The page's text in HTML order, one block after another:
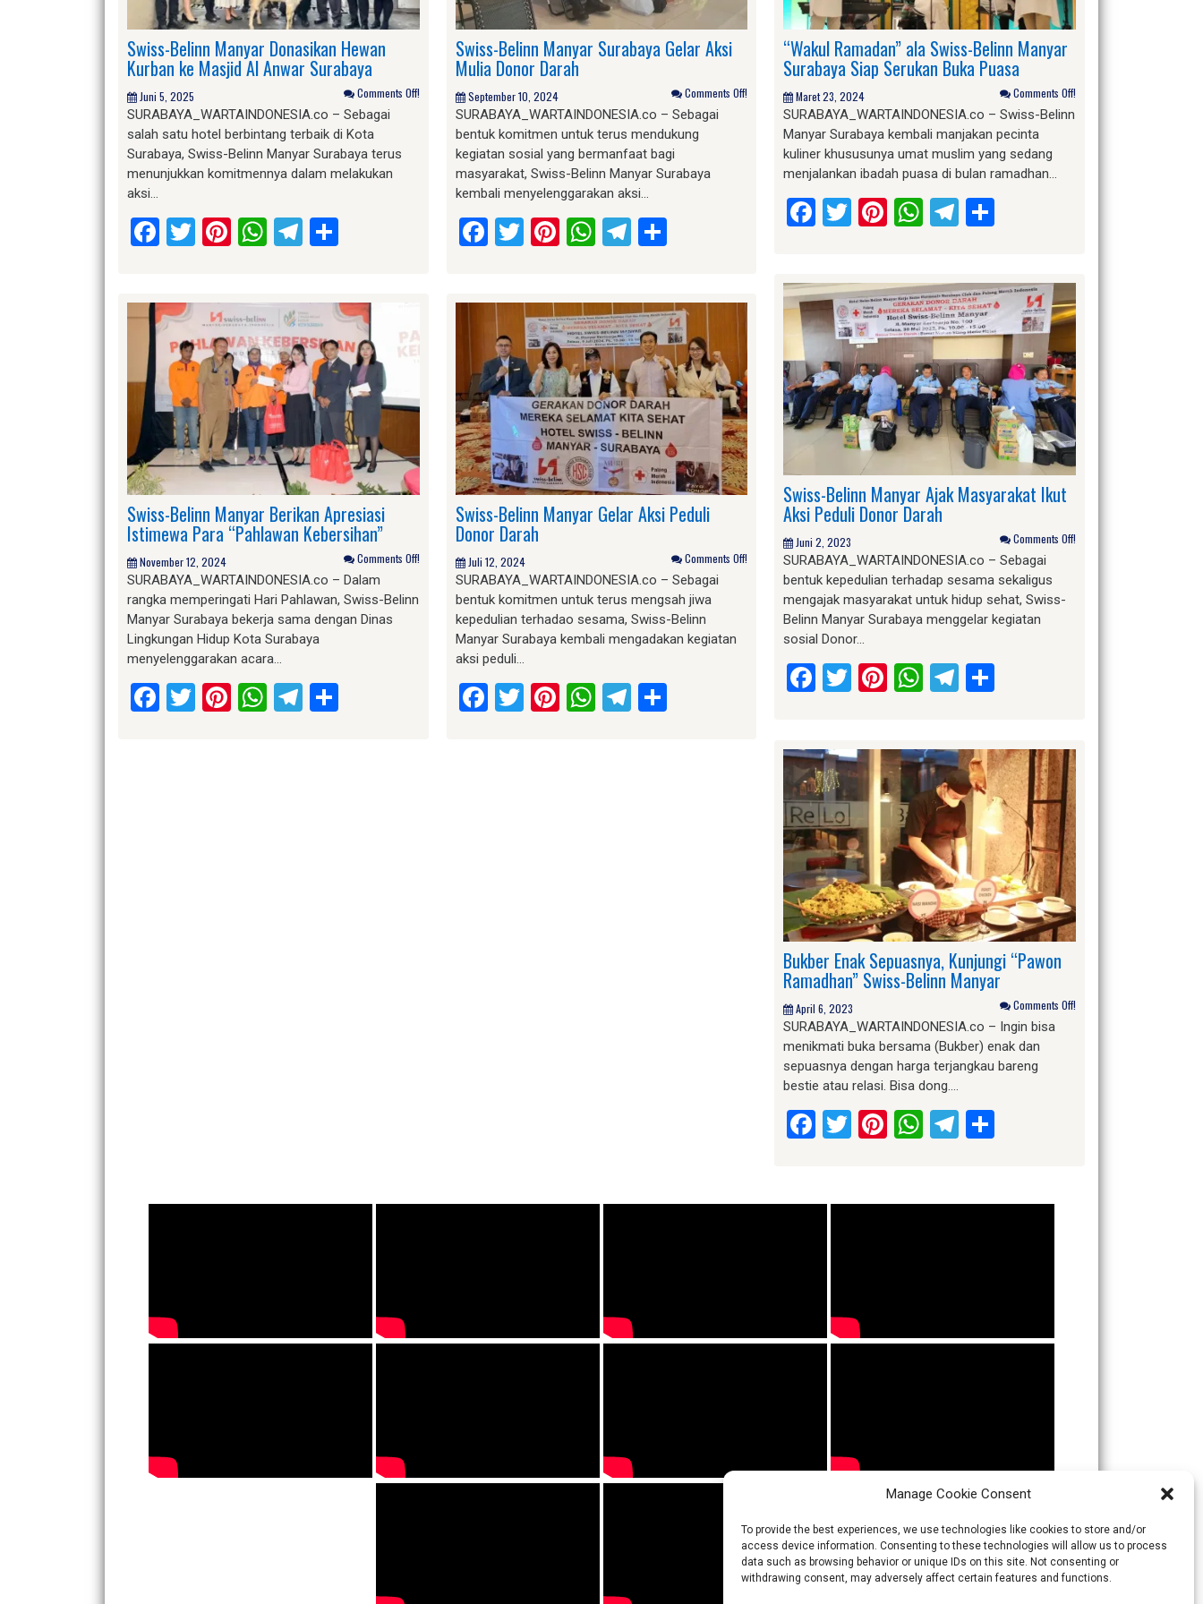
Manage Cookie Consent
To provide the best experiences, we use technologies like cookies to store and/or
access device information. Consenting to these technologies will allow us to process
data such as browsing behavior or unique IDs on this site. Not consenting or
withdrawing consent, may adversely affect certain features and functions.
Swiss-Belinn Manyar Donasikan Hewan
Kurban ke Masjid Al Anwar Surabaya
Juni 5, 2025 Comments Off!
SURABAYA_WARTAINDONESIA.co – Sebagai
salah satu hotel berbintang terbaik di Kota
Surabaya, Swiss-Belinn Manyar Surabaya terus
menunjukkan komitmennya dalam melakukan
aksi…
Facebook
Twitter
Pinterest
WhatsApp
Telegram
Swiss-Belinn Manyar Berikan Apresiasi
Istimewa Para “Pahlawan Kebersihan”
November 12, 2024 Comments Off!
SURABAYA_WARTAINDONESIA.co – Dalam
rangka memperingati Hari Pahlawan, Swiss-Belinn
Manyar Surabaya bekerja sama dengan Dinas
Lingkungan Hidup Kota Surabaya
menyelenggarakan acara…
Facebook
Twitter
Pinterest
WhatsApp
Telegram
Swiss-Belinn Manyar Surabaya Gelar Aksi
Mulia Donor Darah
September 10, 2024 Comments Off!
SURABAYA_WARTAINDONESIA.co – Sebagai
bentuk komitmen untuk terus mendukung
kegiatan sosial yang bermanfaat bagi
masyarakat, Swiss-Belinn Manyar Surabaya
kembali menyelenggarakan aksi…
Facebook
Twitter
Pinterest
WhatsApp
Telegram
Share
Swiss-Belinn Manyar Gelar Aksi Peduli
Donor Darah
Juli 12, 2024 Comments Off!
SURABAYA_WARTAINDONESIA.co – Sebagai
bentuk komitmen untuk terus mengsah jiwa
kepedulian terhadao sesama, Swiss-Belinn
Manyar Surabaya kembali mengadakan kegiatan
aksi peduli…
Facebook
Twitter
Pinterest
WhatsApp
Telegram
Share
“Wakul Ramadan” ala Swiss-Belinn Manyar
Surabaya Siap Serukan Buka Puasa
Maret 23, 2024 Comments Off!
SURABAYA_WARTAINDONESIA.co – Swiss-Belinn
Manyar Surabaya kembali manjakan pecinta
kuliner khususunya umat muslim yang sedang
menjalankan ibadah puasa di bulan ramadhan…
Facebook
Twitter
Pinterest
WhatsApp
Telegram
Swiss-Belinn Manyar Ajak Masyarakat Ikut
Aksi Peduli Donor Darah
Juni 2, 2023 Comments Off!
SURABAYA_WARTAINDONESIA.co – Sebagai
bentuk kepedulian terhadap sesama sekaligus
mengajak masyarakat untuk hidup sehat, Swiss-
Belinn Manyar Surabaya menggelar kegiatan
sosial Donor…
Facebook
Twitter
Pinterest
WhatsApp
Telegram
Bukber Enak Sepuasnya, Kunjungi “Pawon
Ramadhan” Swiss-Belinn Manyar
April 6, 2023 Comments Off!
SURABAYA_WARTAINDONESIA.co – Ingin bisa
menikmati buka bersama (Bukber) enak dan
sepuasnya dengan harga terjangkau bareng
bestie atau relasi. Bisa dong….
Facebook
Twitter
Pinterest
WhatsApp
Telegram